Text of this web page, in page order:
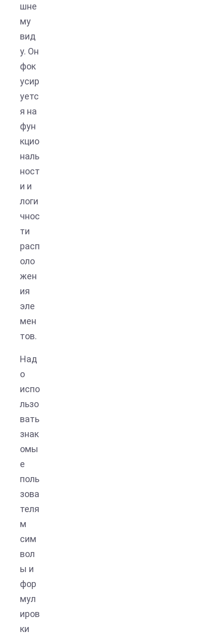
шне
му
вид
у. Он
фок
усир
уетс
я на
фун
кцио
наль
ност
и и
логи
чнос
ти
расп
оло
жен
ия
эле
мен
тов.
Над
о
испо
льзо
вать
знак
омы
е
поль
зова
теля
м
сим
вол
ы и
фор
мул
иров
ки